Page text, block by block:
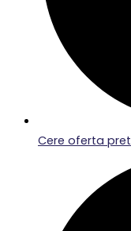
Cere oferta pret